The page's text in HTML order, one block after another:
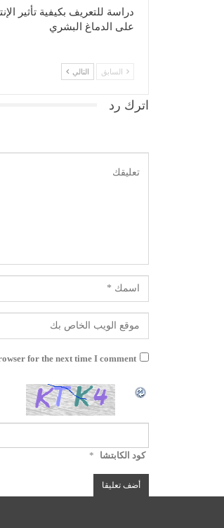
دراسة للتعريف بكيفية تأثير
على الدماغ البشري
السابق التالي
اترك رد
for the next time I comment.
كود الكابتشا *